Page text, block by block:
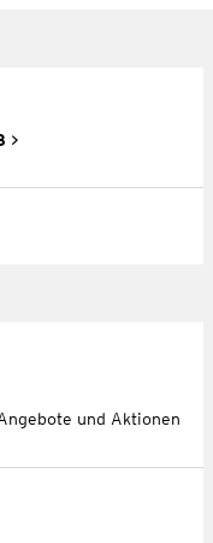
und Aktionen